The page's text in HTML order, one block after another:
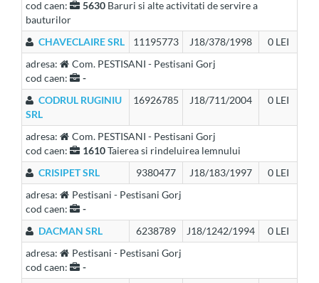
cod caen:
5630 Baruri si alte activitati de servire a
bauturilor
CHAVECLAIRE SRL
11195773 J18/378/1998
0 LEI
adresa:
Com. PESTISANI - Pestisani Gorj
cod caen:
-
CODRUL RUGINIU
SRL
16926785 J18/711/2004 0 LEI
adresa:
Com. PESTISANI - Pestisani Gorj
cod caen:
1610Taierea si rindeluirea lemnului
CRISIPET SRL
9380477 J18/183/1997
0 LEI
adresa:
Pestisani - Pestisani Gorj
cod caen:
-
DACMAN SRL
6238789 J18/1242/1994
0 LEI
adresa:
Pestisani - Pestisani Gorj
cod caen:
-